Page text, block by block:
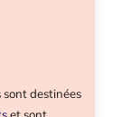
sont destinées
et sont